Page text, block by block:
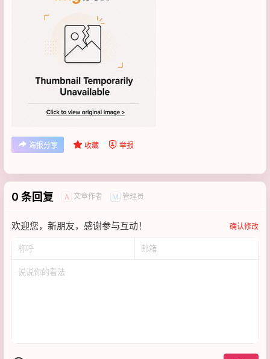
海报分享 收藏 举报
0 条回复 A 文章作者 M 管理员
欢迎您，新朋友，感谢参与互动！ 确认修改